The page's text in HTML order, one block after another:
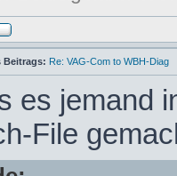
Beitrags: Re: VAG-Com to WBH-Diag
es jemand
File